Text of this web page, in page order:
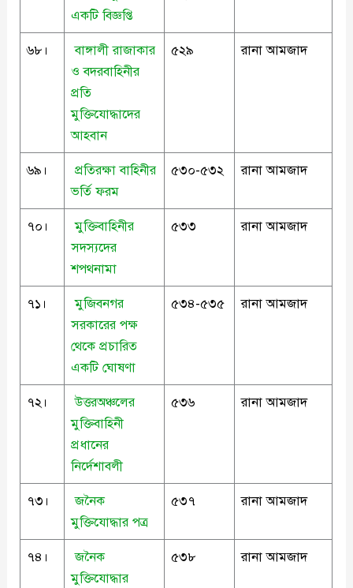
একটি বিজ্ঞপ্তি
৬৮।
বাঙ্গালী রাজাকার
ও বদরবাহিনীর
প্রতি
মুক্তিযোদ্ধাদের
আহবান
৫২৯ রানা আমজাদ
৬৯।
প্রতিরক্ষা বাহিনীর
ভর্তি ফরম
৫৩০-৫৩২ রানা আমজাদ
৭০।
মুক্তিবাহিনীর
সদস্যদের
শপথনামা
৫৩৩ রানা আমজাদ
৭১।
মুজিবনগর
সরকারের পক্ষ
থেকে প্রচারিত
একটি ঘোষণা
৫৩৪-৫৩৫ রানা আমজাদ
৭২।
উত্তরঅঞ্চলের
মুক্তিবাহিনী
প্রধানের
নির্দেশাবলী
৫৩৬ রানা আমজাদ
৭৩।
জনৈক
মুক্তিযোদ্ধার পত্র
৫৩৭ রানা আমজাদ
৭৪।
জনৈক
মুক্তিযোদ্ধার
৫৩৮ রানা আমজাদ